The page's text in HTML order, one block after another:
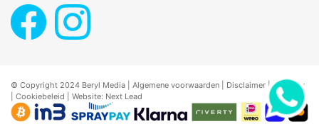
© Copyright 2024 Beryl Media | Algemene voorwaarden Disclaimer | |Privacy
Cookiebeleid | Website: Next Lead